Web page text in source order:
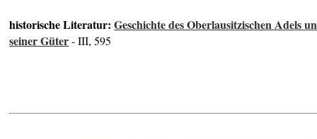
historische Literatur:Geschichte des Oberlausitzischen Adels
seiner Güter- III, 595